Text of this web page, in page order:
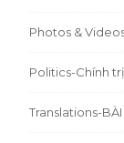
Photos &
Politics-Chính trị
Translations-